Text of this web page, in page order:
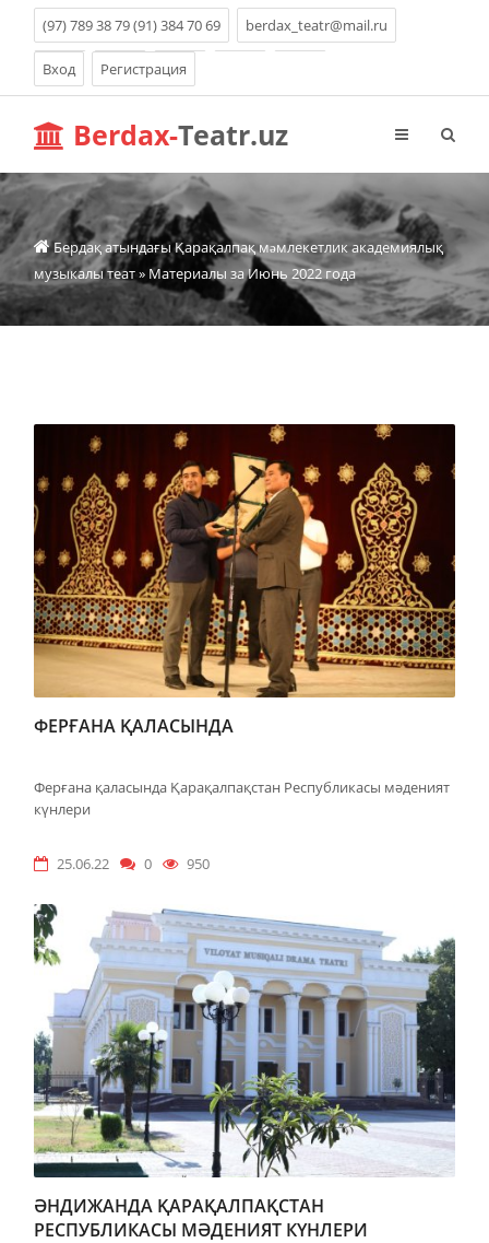
(97) 789 38 79 (91) 384 70 69 berdax_teatr@mail.ru
Вход Регистрация
Berdax-Teatr.uz
Бердақ атындағы Қарақалпақ мəмлекетлик академиялық
музыкалы теат» Материалы за Июнь 2022 года
ФЕРҒАНА ҚАЛАСЫНДА
Ферғана қаласында Қарақалпақстан Республикасы мәденият
күнлери
25.06.22 0 950
ӘНДИЖАНДА ҚАРАҚАЛПАҚСТАН
РЕСПУБЛИКАСЫ МӘДЕНИЯТ КҮНЛЕРИ